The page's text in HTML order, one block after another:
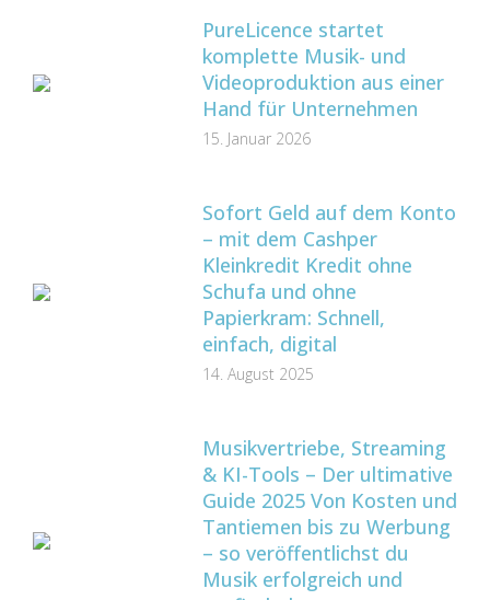
PureLicence startet
komplette Musik- und
Videoproduktion aus einer
Hand für Unternehmen
15. Januar 2026
Sofort Geld auf dem Konto
– mit dem Cashper
Kleinkredit Kredit ohne
Schufa und ohne
Papierkram: Schnell,
einfach, digital
14. August 2025
Musikvertriebe, Streaming
& KI-Tools – Der ultimative
Guide 2025 Von Kosten und
Tantiemen bis zu Werbung
– so veröffentlichst du
Musik erfolgreich und